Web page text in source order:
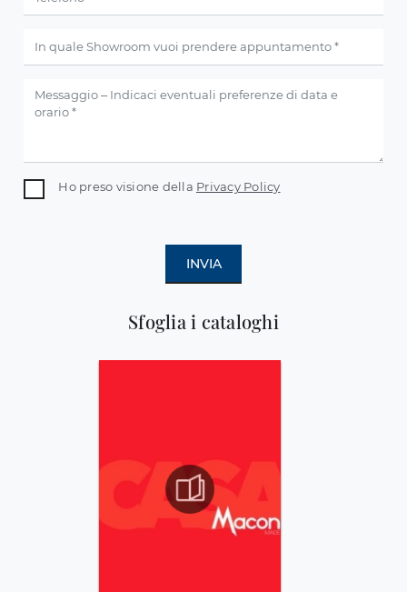
Sfoglia i cataloghi
Ho preso visione della Privacy Policy
INVIA